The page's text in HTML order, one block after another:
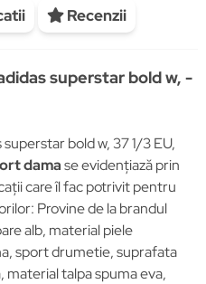
Recenzii
superstar bold w, -
bold w, 37 1/3 EU,
damase evidențiază prin
care îl fac potrivit pentru
Provine de la brandul
alb, material piele
sport drumetie, suprafata
talpa spuma eva,